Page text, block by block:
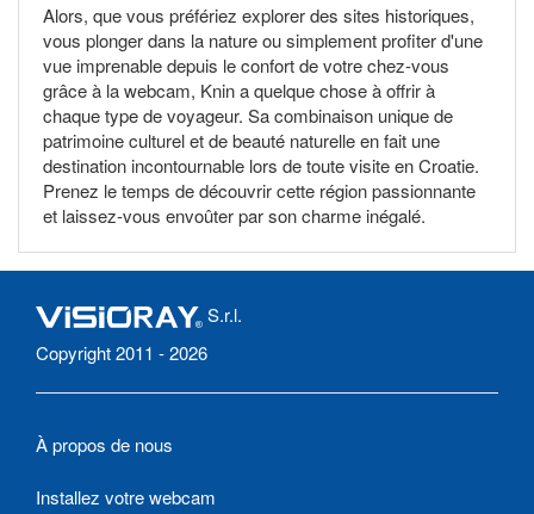
Alors, que vous préfériez explorer des sites historiques,
vous plonger dans la nature ou simplement profiter d'une
vue imprenable depuis le confort de votre chez-vous
grâce à la webcam, Knin a quelque chose à offrir à
chaque type de voyageur. Sa combinaison unique de
patrimoine culturel et de beauté naturelle en fait une
destination incontournable lors de toute visite en Croatie.
Prenez le temps de découvrir cette région passionnante
et laissez-vous envoûter par son charme inégalé.
S.r.l.
Copyright 2011 - 2026
À propos de nous
Installez votre webcam